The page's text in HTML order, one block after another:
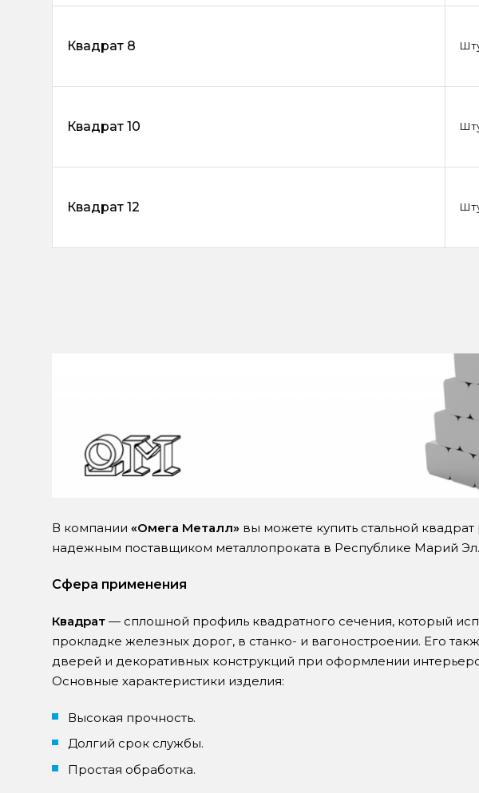
Квадрат 8
Квадрат 10
Квадрат 12
В компании «Омега Металл» вы можете купить стальной
надежным поставщиком металлопроката в Республике Марий Эл.
Сфера применения
Квадрат — сплошной профиль квадратного сечения, который
прокладке железных дорог, в станко- и вагоностроении. Его
дверей и декоративных конструкций при оформлении
Основные характеристики изделия:
Высокая прочность.
Долгий срок службы.
Простая обработка.